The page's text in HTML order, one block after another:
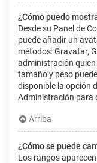
¿Cómo puedo
Desde su Panel de
puede añadir un
métodos: Gravatar,
administración quien
tamaño y peso
disponible la opción
Administración para
Arriba
¿Cómo se puede
Los rangos